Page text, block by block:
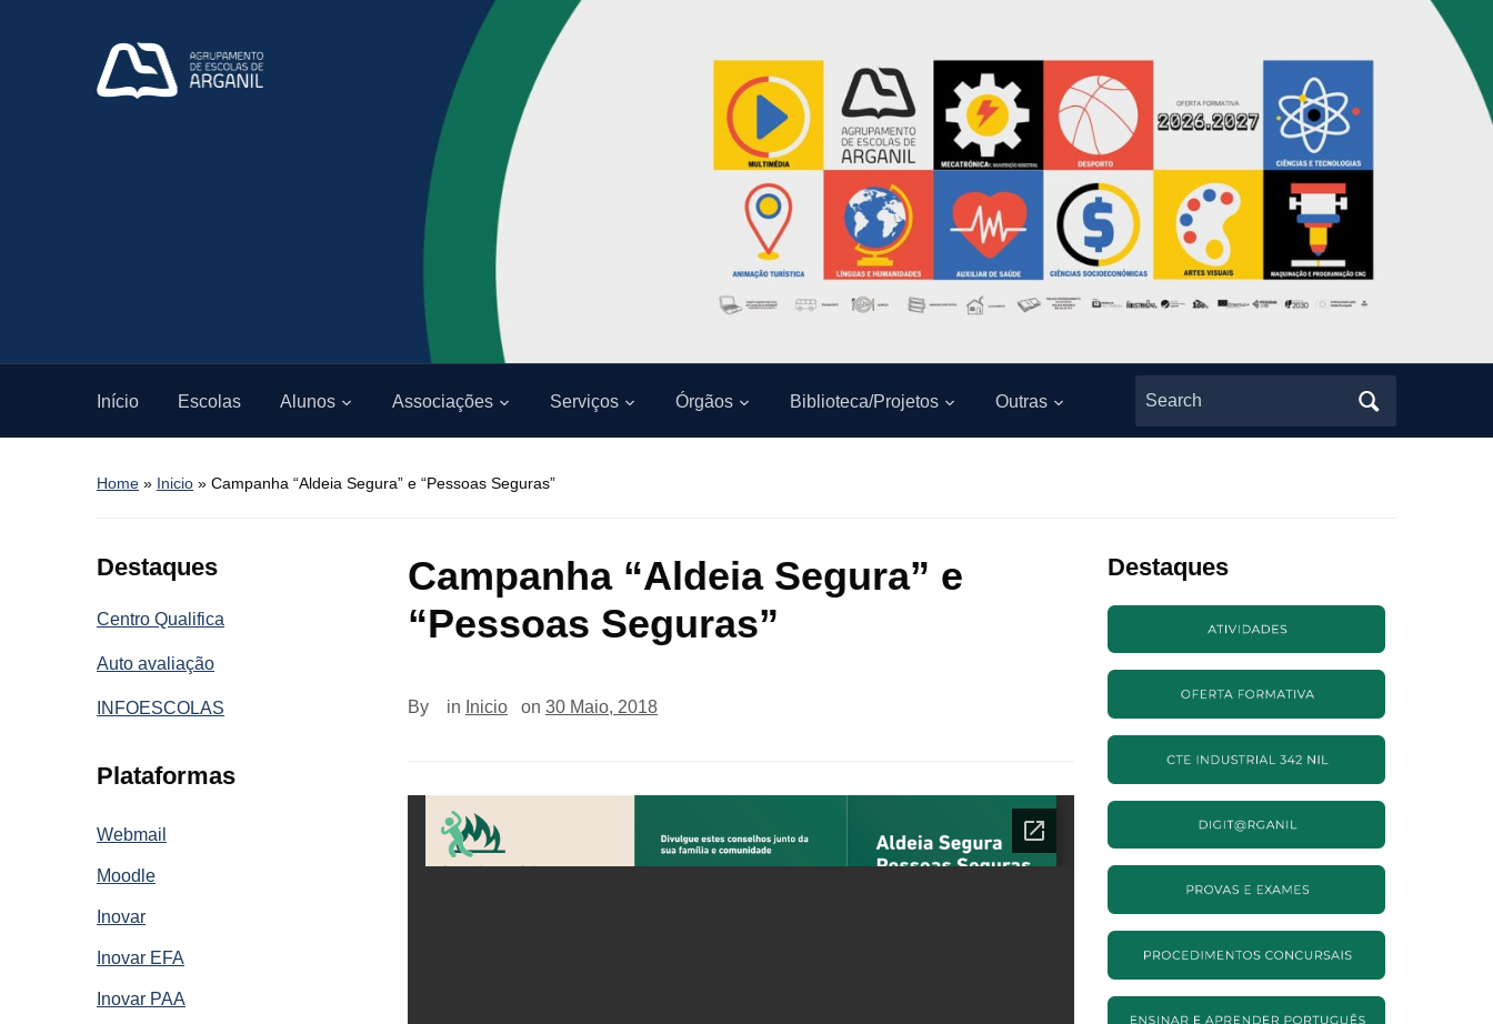
Início Escolas Alunos Associações Serviços Órgãos Biblioteca/Projetos Outras
Search
for:
Home » Inicio » Campanha “Aldeia Segura” e “Pessoas Seguras”
Destaques
Centro Qualifica
Auto avaliação
INFOESCOLAS
Plataformas
Webmail
Moodle
Inovar
Inovar EFA
Inovar PAA
Campanha “Aldeia Segura” e
“Pessoas Seguras”
By in Inicio on 30 Maio, 2018
Destaques